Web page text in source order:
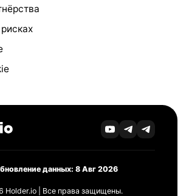
данных: 8 Авг 2026
Holder.io | Все права защищены.